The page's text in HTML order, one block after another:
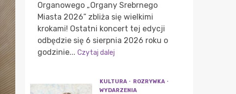
Organowego „Organy Srebrnego
Miasta 2026” zbliża się wielkimi
krokami! Ostatni koncert tej edycji
odbędzie się 6 sierpnia 2026 roku o
godzinie... Czytaj dalej
KULTURA
ROZRYWKA
WYDARZENIA